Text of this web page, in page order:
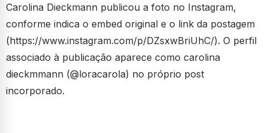
Carolina Dieckmann publicou a foto no Instagram,
conforme indica o embed original e o link da postagem
(https://www.instagram.com/p/DZsxwBriUhC/). O perfil
associado à publicação aparece como carolina
dieckmmann (@loracarola) no próprio post
incorporado.